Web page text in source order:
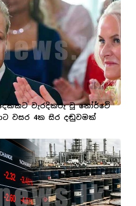
වැරදිකරු වූ නෝර්වේ
වසර 4ක සිර දඬුවමක්